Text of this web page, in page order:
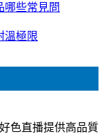
哪些常見問
溫極限
色直播提供高品質